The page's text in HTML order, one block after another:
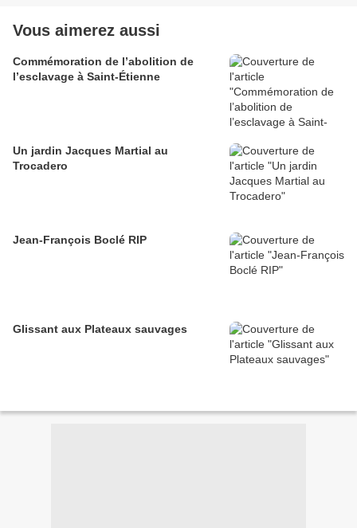
Vous aimerez aussi
Commémoration de l’abolition de
l’esclavage à Saint-Étienne
Un jardin Jacques Martial au
Trocadero
Jean-François Boclé RIP
Glissant aux Plateaux sauvages